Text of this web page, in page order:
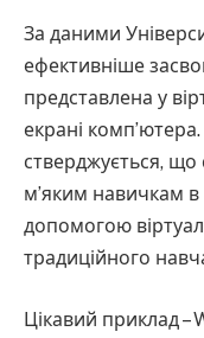
За даними
ефективніше
представлена у
екрані
стверджується, що
м’яким навичкам
допомогою
традиційного
Цікавий приклад –